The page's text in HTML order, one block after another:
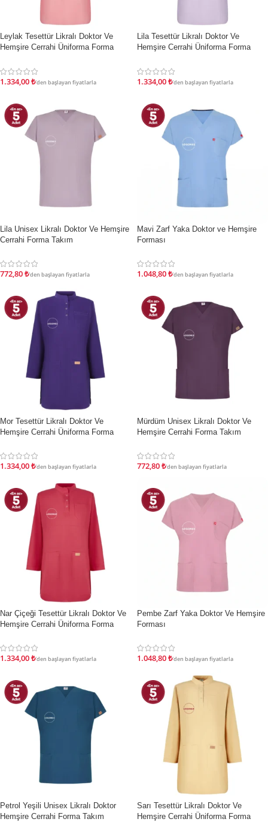
İndirim
Leylak Tesettür Likralı Doktor Ve
Hemşire Cerrahi Üniforma Forma
1.334,00₺'den başlayan fiyatlarla
İndirim
Lila Tesettür Likralı Doktor Ve
Hemşire Cerrahi Üniforma Forma
1.334,00₺'den başlayan fiyatlarla
İndirim
Lila Unisex Likralı Doktor Ve Hemşire
Cerrahi Forma Takım
772,80₺'den başlayan fiyatlarla
İndirim
Mavi Zarf Yaka Doktor ve Hemşire
Forması
1.048,80₺'den başlayan fiyatlarla
İndirim
Mor Tesettür Likralı Doktor Ve
Hemşire Cerrahi Üniforma Forma
1.334,00₺'den başlayan fiyatlarla
İndirim
Mürdüm Unisex Likralı Doktor Ve
Hemşire Cerrahi Forma Takım
772,80₺'den başlayan fiyatlarla
İndirim
Nar Çiçeği Tesettür Likralı Doktor Ve
Hemşire Cerrahi Üniforma Forma
1.334,00₺'den başlayan fiyatlarla
İndirim
Pembe Zarf Yaka Doktor Ve Hemşire
Forması
1.048,80₺'den başlayan fiyatlarla
İndirim
Petrol Yeşili Unisex Likralı Doktor
Hemşire Cerrahi Forma Takım
İndirim
Sarı Tesettür Likralı Doktor Ve
Hemşire Cerrahi Üniforma Forma